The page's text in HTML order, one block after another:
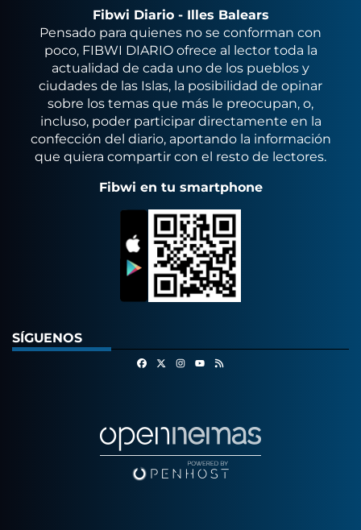
Fibwi Diario - Illes Balears
Pensado para quienes no se conforman con
poco, FIBWI DIARIO ofrece al lector toda la
actualidad de cada uno de los pueblos y
ciudades de las Islas, la posibilidad de opinar
sobre los temas que más le preocupan, o,
incluso, poder participar directamente en la
confección del diario, aportando la información
que quiera compartir con el resto de lectores.
Fibwi en tu smartphone
SÍGUENOS
FacebookInstagram